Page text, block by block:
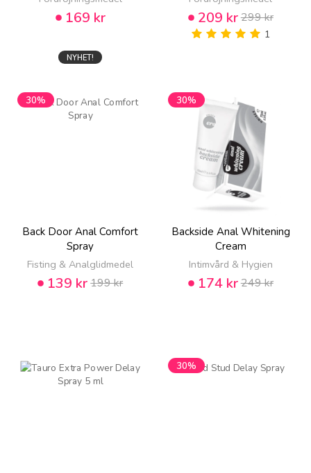
169 kr
NYHET!
209 kr299 kr
1
30%
Back Door Anal Comfort
Spray
Fisting & Analglidmedel
139 kr199 kr
30%
Backside Anal Whitening
Cream
Intimvård & Hygien
174 kr249 kr
30%